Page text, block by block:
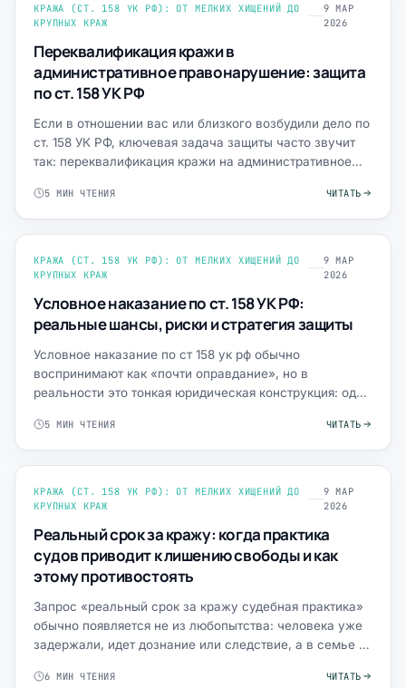
КРАЖА (СТ. 158 УК РФ): ОТ МЕЛКИХ ХИЩЕНИЙ ДО
КРУПНЫХ КРАЖ
9 МАР
2026
Переквалификация кражи в
административное правонарушение: защита
по ст. 158 УК РФ
Если в отношении вас или близкого возбудили дело по
ст. 158 УК РФ, ключевая задача защиты часто звучит
так: переквалификация кражи на административное
5 МИН ЧТЕНИЯ ЧИТАТЬ
КРАЖА (СТ. 158 УК РФ): ОТ МЕЛКИХ ХИЩЕНИЙ ДО
КРУПНЫХ КРАЖ
9 МАР
2026
Условное наказание по ст. 158 УК РФ:
реальные шансы, риски и стратегия защиты
Условное наказание по ст 158 ук рф обычно
воспринимают как «почти оправдание», но в
реальности это тонкая юридическая конструкция: одно
5 МИН ЧТЕНИЯ ЧИТАТЬ
КРАЖА (СТ. 158 УК РФ): ОТ МЕЛКИХ ХИЩЕНИЙ ДО
КРУПНЫХ КРАЖ
9 МАР
2026
Реальный срок за кражу: когда практика
судов приводит к лишению свободы и как
этому противостоять
Запрос «реальный срок за кражу судебная практика»
обычно появляется не из любопытства: человека уже
задержали, идет дознание или следствие, а в семье —
6 МИН ЧТЕНИЯ ЧИТАТЬ